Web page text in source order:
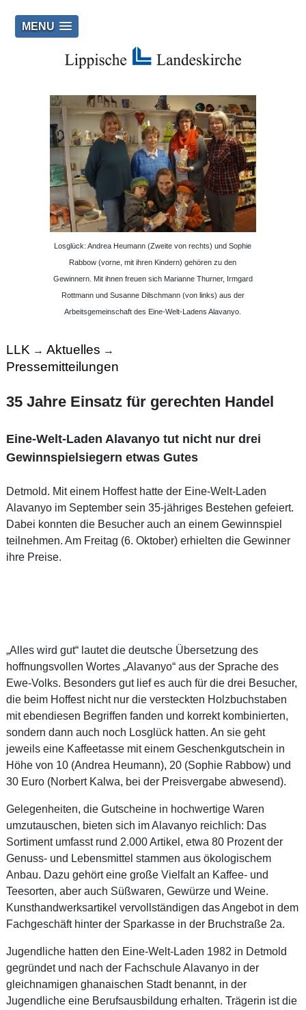
MENU
Losglück: Andrea Heumann (Zweite von rechts) und Sophie
Rabbow (vorne, mit ihren Kindern) gehören zu den
Gewinnern. Mit ihnen freuen sich Marianne Thurner, Irmgard
Rottmann und Susanne Dilschmann (von links) aus der
Arbeitsgemeinschaft des Eine-Welt-Ladens Alavanyo.
LLK → Aktuelles →
Pressemitteilungen
35 Jahre Einsatz für gerechten Handel
Eine-Welt-Laden Alavanyo tut nicht nur drei
Gewinnspielsiegern etwas Gutes
Detmold. Mit einem Hoffest hatte der Eine-Welt-Laden
Alavanyo im September sein 35-jähriges Bestehen gefeiert.
Dabei konnten die Besucher auch an einem Gewinnspiel
teilnehmen. Am Freitag (6. Oktober) erhielten die Gewinner
ihre Preise.
„Alles wird gut“ lautet die deutsche Übersetzung des
hoffnungsvollen Wortes „Alavanyo“ aus der Sprache des
Ewe-Volks. Besonders gut lief es auch für die drei Besucher,
die beim Hoffest nicht nur die versteckten Holzbuchstaben
mit ebendiesen Begriffen fanden und korrekt kombinierten,
sondern dann auch noch Losglück hatten. An sie geht
jeweils eine Kaffeetasse mit einem Geschenkgutschein in
Höhe von 10 (Andrea Heumann), 20 (Sophie Rabbow) und
30 Euro (Norbert Kalwa, bei der Preisvergabe abwesend).
Gelegenheiten, die Gutscheine in hochwertige Waren
umzutauschen, bieten sich im Alavanyo reichlich: Das
Sortiment umfasst rund 2.000 Artikel, etwa 80 Prozent der
Genuss- und Lebensmittel stammen aus ökologischem
Anbau. Dazu gehört eine große Vielfalt an Kaffee- und
Teesorten, aber auch Süßwaren, Gewürze und Weine.
Kunsthandwerksartikel vervollständigen das Angebot in dem
Fachgeschäft hinter der Sparkasse in der Bruchstraße 2a.
Jugendliche hatten den Eine-Welt-Laden 1982 in Detmold
gegründet und nach der Fachschule Alavanyo in der
gleichnamigen ghanaischen Stadt benannt, in der
Jugendliche eine Berufsausbildung erhalten. Trägerin ist die